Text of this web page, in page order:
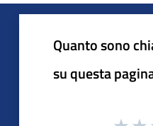
Quanto sono
su questa